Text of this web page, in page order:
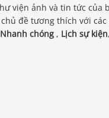
viện ảnh và tin tức của
đề tương thích với
Nhanh chóng , Lịch sự kiện,